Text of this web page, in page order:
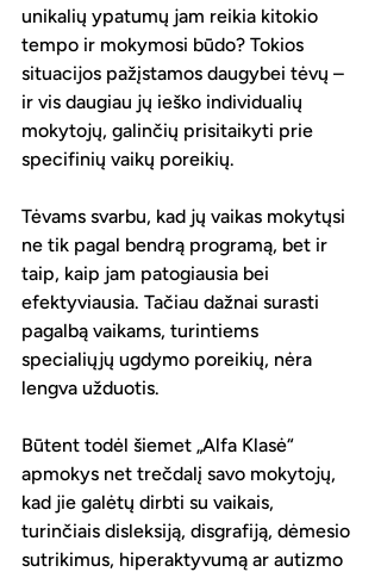
unikalių ypatumų jam reikia kitokio
tempo ir mokymosi būdo? Tokios
situacijos pažįstamos daugybei tėvų –
ir vis daugiau jų ieško individualių
mokytojų, galinčių prisitaikyti prie
specifinių vaikų poreikių.
Tėvams svarbu, kad jų vaikas mokytųsi
ne tik pagal bendrą programą, bet ir
taip, kaip jam patogiausia bei
efektyviausia. Tačiau dažnai surasti
pagalbą vaikams, turintiems
specialiųjų ugdymo poreikių, nėra
lengva užduotis.
Būtent todėl šiemet „Alfa Klasė“
apmokys net trečdalį savo mokytojų,
kad jie galėtų dirbti su vaikais,
turinčiais disleksiją, disgrafiją, dėmesio
sutrikimus, hiperaktyvumą ar autizmo